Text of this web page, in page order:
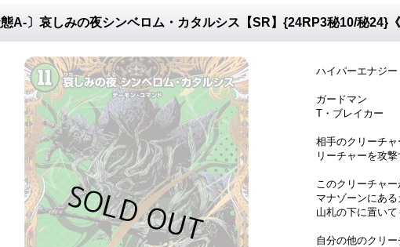
A-〕哀しみの夜シンベロム・カタルシス【SR】{24RP3秘10/秘24}《
ハイパーエナジー
ガードマン
T・ブレイカー
相手のクリーチ
リーチャーを攻撃
このクリーチャ
マナゾーンにあ
山札の下に置いて
自分の他のクリ